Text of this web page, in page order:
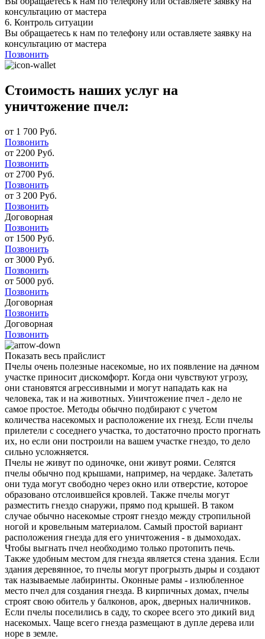
консультацию от мастера
6. Контроль ситуации
Вы обращаетесь к нам по телефону или оставляете заявку на
консультацию от мастера
Позвонить
Стоимость наших услуг на
уничтожение пчел:
от 1 700 Руб.
Позвонить
от 2200 Руб.
Позвонить
от 2700 Руб.
Позвонить
от 3 200 Руб.
Позвонить
Договорная
Позвонить
от 1500 Руб.
Позвонить
от 3000 Руб.
Позвонить
от 5000 руб.
Позвонить
Договорная
Позвонить
Договорная
Позвонить
Показать весь прайслист
Пчелы очень полезные насекомые, но их появление на дачном
участке приносит дискомфорт. Когда они чувствуют угрозу,
они становятся агрессивными и могут нападать как на
человека, так и на животных. Уничтожение пчел - дело не
самое простое. Методы обычно подбирают с учетом
количества насекомых и расположение их гнезд. Если пчелы
прилетели с соседнего участка, то достаточно просто прогнать
их, но если они построили на вашем участке гнездо, то дело
сильно усложняется.
Пчелы не живут по одиночке, они живут роями. Селятся
пчелы обычно под крышами, например, на чердаке. Залетать
они туда могут свободно через окно или отверстие, которое
образовано отслоившейся кровлей. Также пчелы могут
разместить гнездо снаружи, прямо под крышей. В таком
случае обычно насекомые строят гнездо между стропильной
ногой и кровельным материалом. Самый простой вариант
расположения гнезда для его уничтожения - в дымоходах.
Чтобы выгнать пчел необходимо только протопить печь.
Также удобным местом для гнезда является стена здания. Если
здания деревянное, то пчелы могут прогрызть дыры и создают
так называемые лабиринты. Оконные рамы - излюбленное
место пчел для создания гнезда. В кирпичных домах, пчелы
строят свою обитель у балконов, арок, дверных наличников.
Если пчелы поселились в саду, то скорее всего это дикий вид
насекомых. Чаще всего гнезда размещают в дупле дерева или
норе в земле.